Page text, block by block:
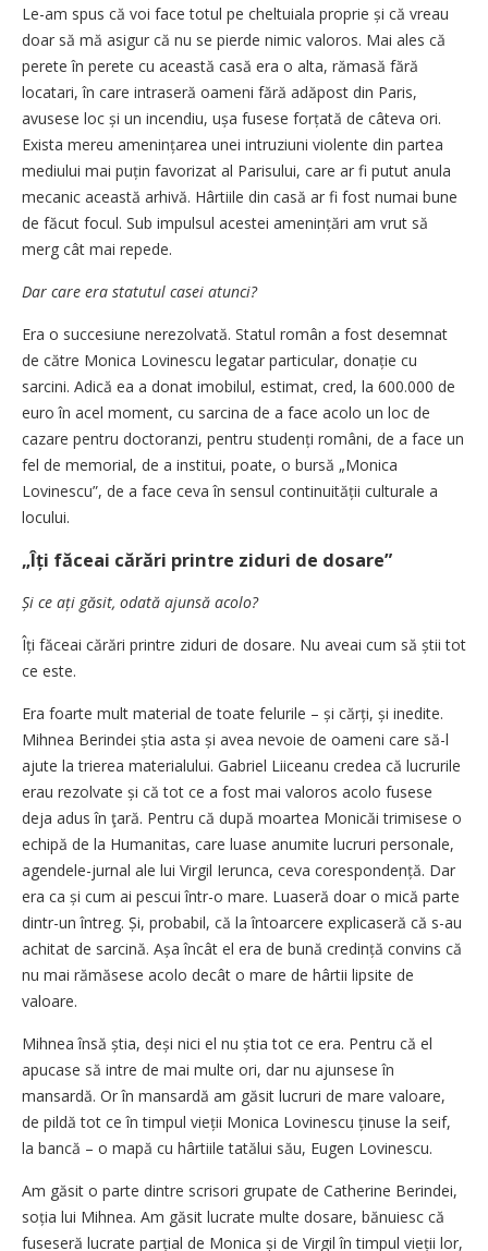
Le-am spus că voi face totul pe cheltuiala proprie și că vreau
doar să mă asigur că nu se pierde nimic valoros. Mai ales că
perete în perete cu această casă era o alta, rămasă fără
locatari, în care intraseră oameni fără adăpost din Paris,
avusese loc și un incendiu, ușa fusese forțată de câteva ori.
Exista mereu amenințarea unei intruziuni violente din partea
mediului mai puțin favorizat al Parisului, care ar fi putut anula
mecanic această arhivă. Hârtiile din casă ar fi fost numai bune
de făcut focul. Sub impulsul acestei amenințări am vrut să
merg cât mai repede.
Dar care era statutul casei atunci?
Era o succesiune nerezolvată. Statul român a fost desemnat
de către Monica Lovinescu legatar particular, donație cu
sarcini. Adică ea a donat imobilul, estimat, cred, la 600.000 de
euro în acel moment, cu sarcina de a face acolo un loc de
cazare pentru doctoranzi, pentru studenți români, de a face un
fel de memorial, de a institui, poate, o bursă „Monica
Lovinescu”, de a face ceva în sensul continuității culturale a
locului.
„Îți făceai cărări printre ziduri de dosare”
Și ce ați găsit, odată ajunsă acolo?
Îți făceai cărări printre ziduri de dosare. Nu aveai cum să știi tot
ce este.
Era foarte mult material de toate felurile – și cărți, și inedite.
Mihnea Berindei știa asta și avea nevoie de oameni care să-l
ajute la trierea materialului. Gabriel Liiceanu credea că lucrurile
erau rezolvate și că tot ce a fost mai valoros acolo fusese
deja adus în ţară. Pentru că după moartea Monicăi trimisese o
echipă de la Humanitas, care luase anumite lucruri personale,
agendele-jurnal ale lui Virgil Ierunca, ceva corespondență. Dar
era ca și cum ai pescui într-o mare. Luaseră doar o mică parte
dintr-un întreg. Și, probabil, că la întoarcere explicaseră că s-au
achitat de sarcină. Așa încât el era de bună credință convins că
nu mai rămăsese acolo decât o mare de hârtii lipsite de
valoare.
Mihnea însă știa, deși nici el nu știa tot ce era. Pentru că el
apucase să intre de mai multe ori, dar nu ajunsese în
mansardă. Or în mansardă am găsit lucruri de mare valoare,
de pildă tot ce în timpul vieții Monica Lovinescu ținuse la seif,
la bancă – o mapă cu hârtiile tatălui său, Eugen Lovinescu.
Am găsit o parte dintre scrisori grupate de Catherine Berindei,
soția lui Mihnea. Am găsit lucrate multe dosare, bănuiesc că
fuseseră lucrate parțial de Monica și de Virgil în timpul vieții lor,